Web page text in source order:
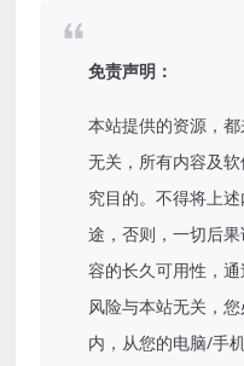
免责声明：
本站提供的资源，
无关，所有内容及
究目的。不得将上
途，否则，一切后
容的长久可用性，
风险与本站无关，
内，从您的电脑/手